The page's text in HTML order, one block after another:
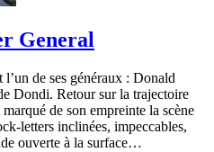
General
de ses généraux : Donald
Dondi. Retour sur la trajectoire
de son empreinte la scène
letters inclinées, impeccables,
ouverte à la surface…